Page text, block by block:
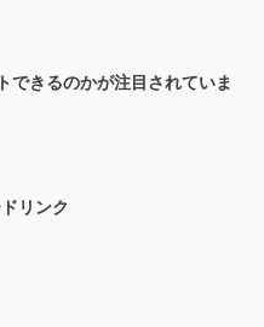
できるのかが注目されていま
リンク